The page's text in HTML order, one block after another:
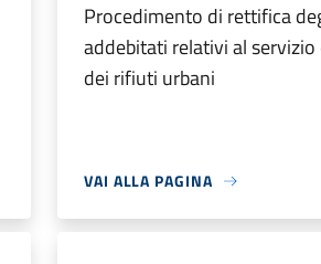
Procedimento di rettifica
addebitati relativi al
dei rifiuti urbani
VAI ALLA PAGINA